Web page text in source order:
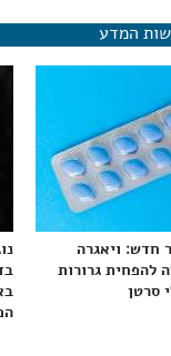
המדע
חדש: ויאגרה
להפחית גרורות
סרטן